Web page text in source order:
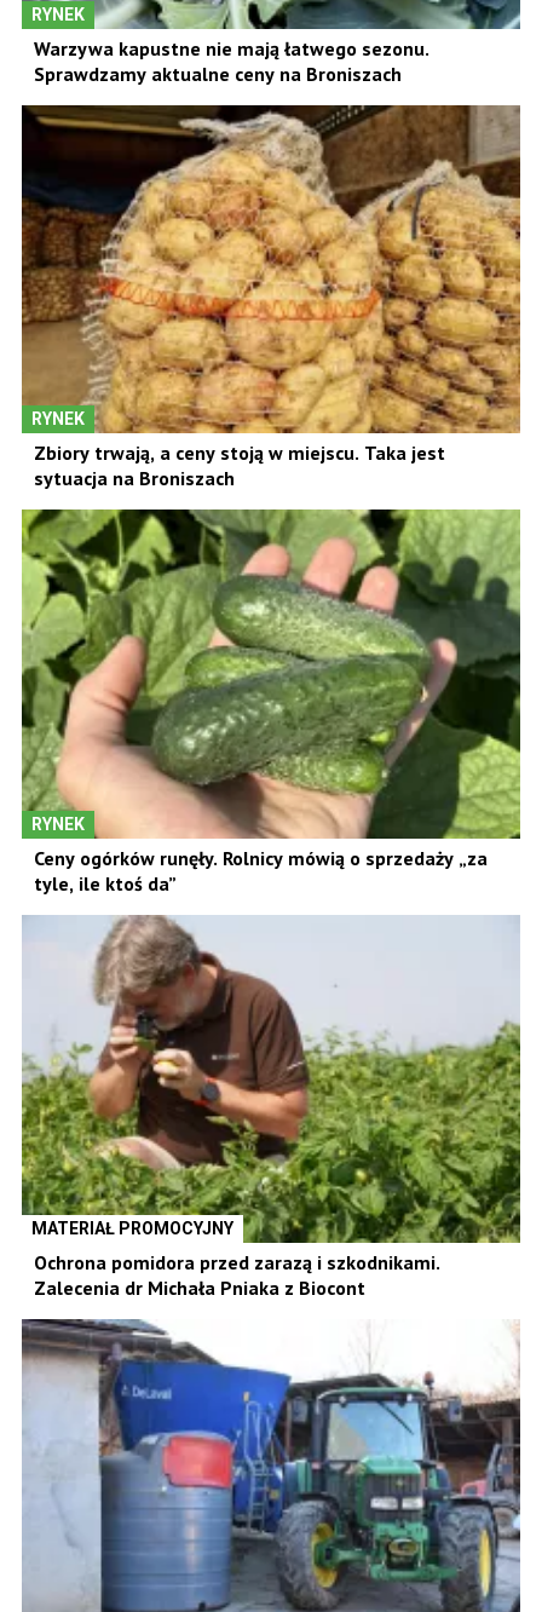
RYNEK
Warzywa kapustne nie mają łatwego sezonu.
Sprawdzamy aktualne ceny na Broniszach
RYNEK
Zbiory trwają, a ceny stoją w miejscu. Taka jest
sytuacja na Broniszach
RYNEK
Ceny ogórków runęły. Rolnicy mówią o sprzedaży „za
tyle, ile ktoś da”
MATERIAŁ PROMOCYJNY
Ochrona pomidora przed zarazą i szkodnikami.
Zalecenia dr Michała Pniaka z Biocont